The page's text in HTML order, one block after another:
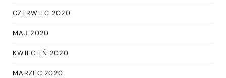
CZERWIEC 2020
MAJ 2020
KWIECIEŃ 2020
MARZEC 2020